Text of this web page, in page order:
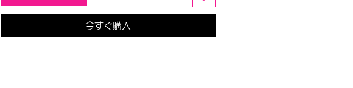
今すぐ購入